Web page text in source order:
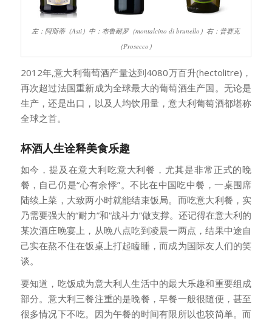
左：阿斯蒂（Asti）中：布鲁耐罗（montalcino di brunello）右：普赛克
（Prosecco）
2012年,意大利葡萄酒产量达到4080万百升(hectolitre)，
再次超过法国重新成为全球最大的葡萄酒生产国。无论是
生产，还是出口，以及人均饮用量，意大利葡萄酒都堪称
全球之首。
杯酒人生诠释美食乐趣
如今，提及在意大利吃意大利餐，尤其是非常正式的晚
餐，自己仍是“心有余悸”。不比在中国吃中餐，一桌围席
陆续上菜，大致两小时就能结束饭局。而吃意大利餐，实
乃需要强大的“耐力”和“战斗力”做支撑。还记得在意大利的
某次酒庄晚宴上，从晚八点吃到凌晨一两点，结果中途自
己实在熬不住在饭桌上打起瞌睡，而成为国际友人们的笑
谈。
要知道，吃饭成为意大利人生活中的最大乐趣和重要组成
部分。意大利三餐注重的是晚餐，早餐一般很随便，甚至
很多情况下不吃。因为午餐的时间有限所以也较简单。而